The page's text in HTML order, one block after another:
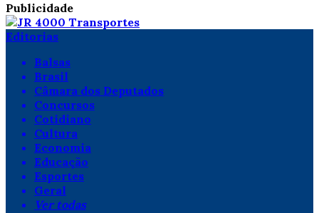
Publicidade
Editorias
Balsas
Brasil
Câmara dos Deputados
Concursos
Cotidiano
Cultura
Economia
Educação
Esportes
Geral
Ver todas